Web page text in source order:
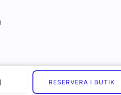
RESERVERA I BUTIK